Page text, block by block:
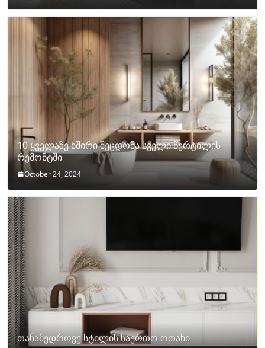
10 ყველაზე ხშირი შეცდომა სველი წერტილის
რემონტში
October 24, 2024
თანამედროვე სტილის საერთო ოთახი